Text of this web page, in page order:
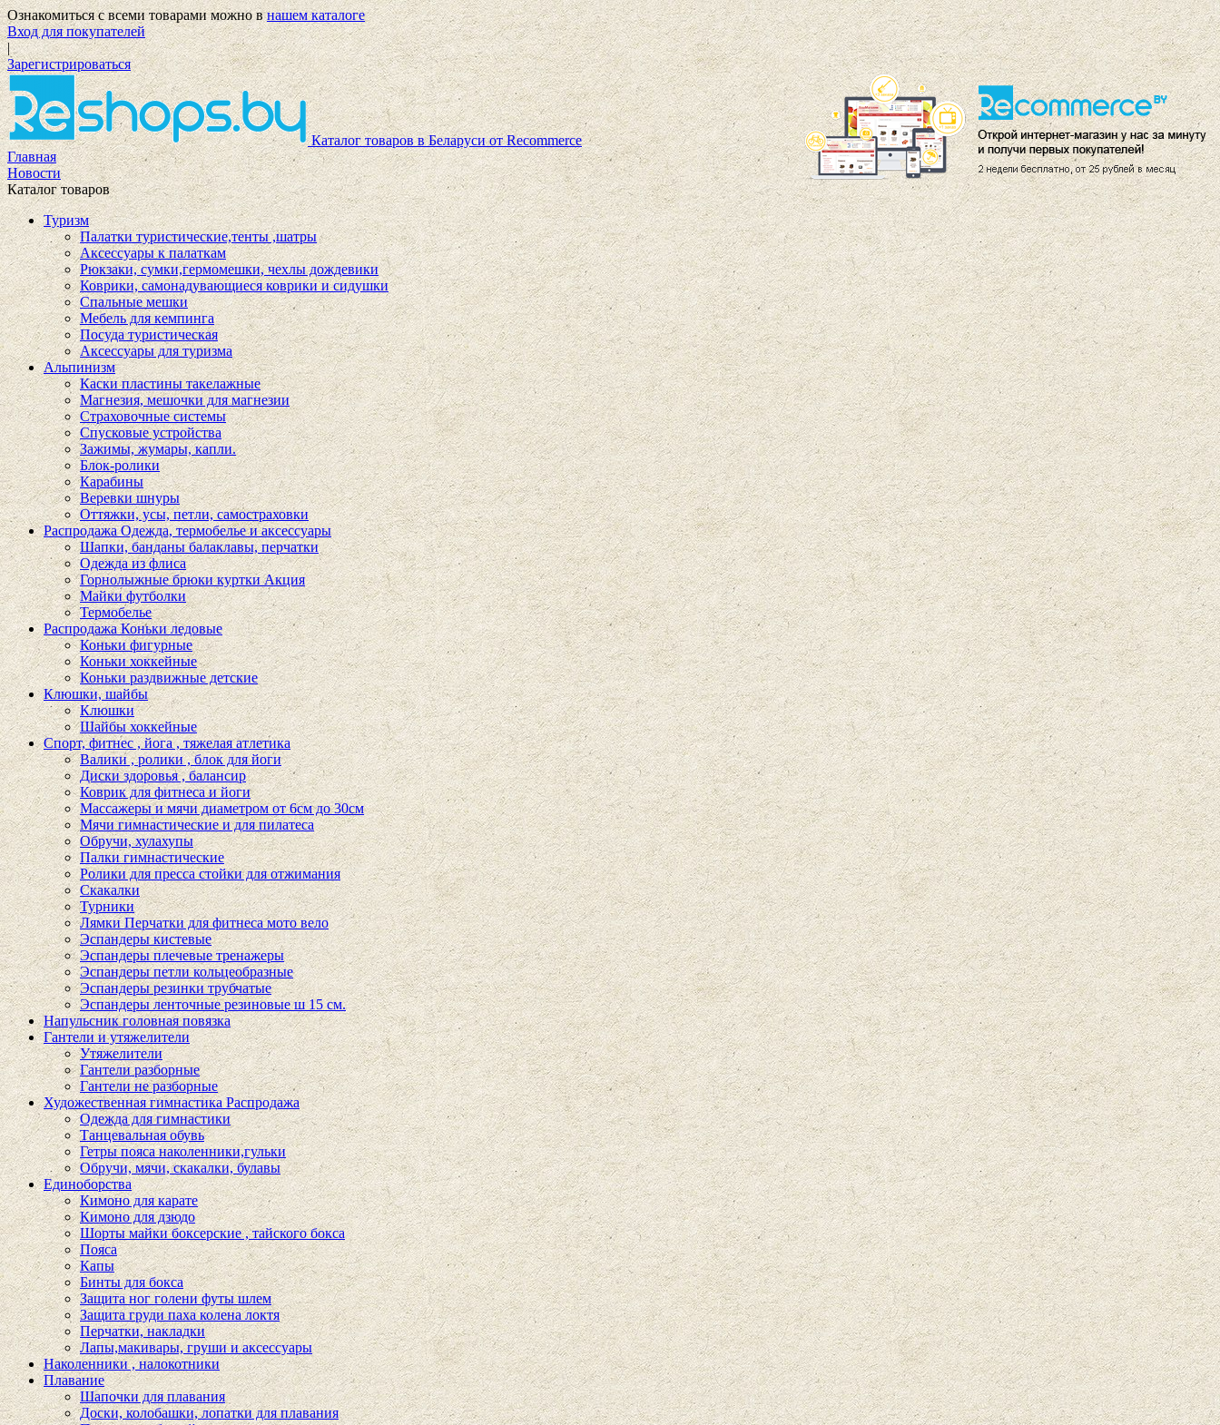
Ознакомиться с всеми товарами можно внашем каталоге
Вход для покупателей
|
Зарегистрироваться
Каталог товаров в Беларуси от Recommerce
Главная
Новости
Каталог товаров
Туризм
Палатки туристические,тенты ,шатры
Аксессуары к палаткам
Рюкзаки, сумки,гермомешки, чехлы дождевики
Коврики, самонадувающиеся коврики и сидушки
Спальные мешки
Мебель для кемпинга
Посуда туристическая
Аксессуары для туризма
Альпинизм
Каски пластины такелажные
Магнезия, мешочки для магнезии
Страховочные системы
Спусковые устройства
Зажимы, жумары, капли.
Блок-ролики
Карабины
Веревки шнуры
Оттяжки, усы, петли, самостраховки
Распродажа Одежда, термобелье и аксессуары
Шапки, банданы балаклавы, перчатки
Одежда из флиса
Горнолыжные брюки куртки Акция
Майки футболки
Термобелье
Распродажа Коньки ледовые
Коньки фигурные
Коньки хоккейные
Коньки раздвижные детские
Клюшки, шайбы
Клюшки
Шайбы хоккейные
Спорт, фитнес , йога , тяжелая атлетика
Валики , ролики , блок для йоги
Диски здоровья , балансир
Коврик для фитнеса и йоги
Массажеры и мячи диаметром от 6см до 30см
Мячи гимнастические и для пилатеса
Обручи, хулахупы
Палки гимнастические
Ролики для пресса стойки для отжимания
Скакалки
Турники
Лямки Перчатки для фитнеса мото вело
Эспандеры кистевые
Эспандеры плечевые тренажеры
Эспандеры петли кольцеобразные
Эспандеры резинки трубчатые
Эспандеры ленточные резиновые ш 15 см.
Напульсник головная повязка
Гантели и утяжелители
Утяжелители
Гантели разборные
Гантели не разборные
Художественная гимнастика Распродажа
Одежда для гимнастики
Танцевальная обувь
Гетры пояса наколенники,гульки
Обручи, мячи, скакалки, булавы
Единоборства
Кимоно для карате
Кимоно для дзюдо
Шорты майки боксерские , тайского бокса
Пояса
Капы
Бинты для бокса
Защита ног голени футы шлем
Защита груди паха колена локтя
Перчатки, накладки
Лапы,макивары, груши и аксессуары
Наколенники , налокотники
Плавание
Шапочки для плавания
Доски, колобашки, лопатки для плавания